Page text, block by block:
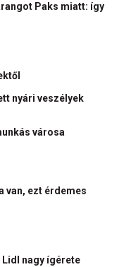
Paks miatt: így
nyári veszélyek
városa
van, ezt érdemes
Lidl nagy ígérete